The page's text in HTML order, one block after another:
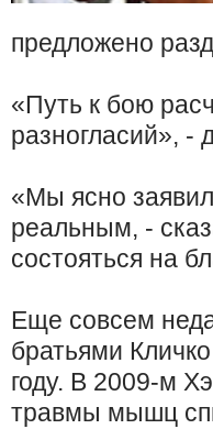
предложено
«Путь к бою
разногласий», -
«Мы ясно
реальным, -
состояться на
Еще совсем
братьями
году. В 2009-м
травмы мышц